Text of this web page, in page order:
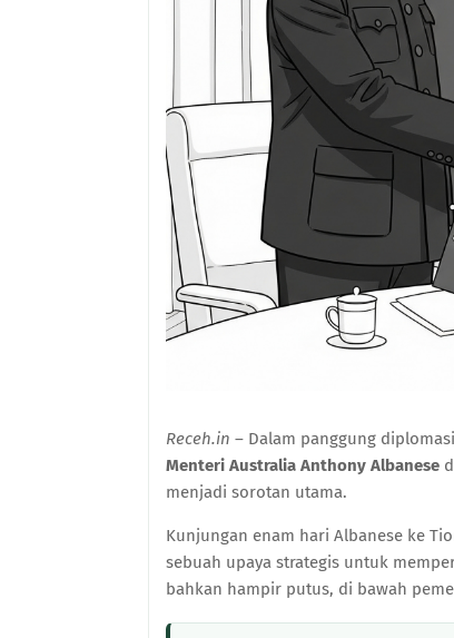
Receh.in – Dalam panggung
Menteri Australia Anthony Albanese
menjadi sorotan utama.
Kunjungan enam hari Albanese ke
sebuah upaya strategis untuk
bahkan hampir putus, di bawah